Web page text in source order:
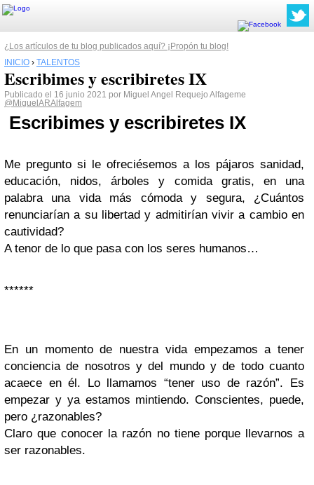
¿Los artículos de tu blog publicados aquí? ¡Propón tu blog!
INICIO › TALENTOS
Escribimes y escribiretes IX
Publicado el 16 junio 2021 por Miguel Angel Requejo Alfageme
@MiguelARAlfagem
Escribimes y escribiretes IX
Me pregunto si le ofreciésemos a los pájaros sanidad,
educación, nidos, árboles y comida gratis, en una
palabra una vida más cómoda y segura, ¿Cuántos
renunciarían a su libertad y admitirían vivir a cambio en
cautividad?
A tenor de lo que pasa con los seres humanos…
******
En un momento de nuestra vida empezamos a tener
conciencia de nosotros y del mundo y de todo cuanto
acaece en él. Lo llamamos “tener uso de razón”. Es
empezar y ya estamos mintiendo. Conscientes, puede,
pero ¿razonables?
Claro que conocer la razón no tiene porque llevarnos a
ser razonables.